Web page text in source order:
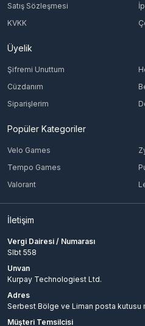
Satış Sözleşmesi
KVKK
Üyelik
Şifremi Unuttum
Cüzdanım
Siparişlerim
Popüler Kategoriler
Velo Games
Tempo Games
Valorant
İletişim
Vergi Dairesi / Numarası
Slbt 558
Unvan
Kurpay Technologiest Ltd.
Adres
Serbest Bölge ve Liman posta kutusu
Müşteri Temsilcisi